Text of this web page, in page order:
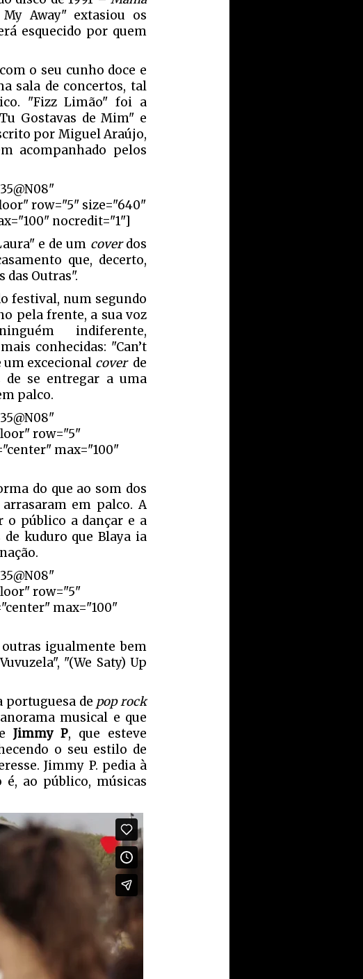
Away" extasiou os
esquecido por quem
o seu cunho doce e
sala de concertos, tal
"Fizz Limão" foi a
Gostavas de Mim" e
por Miguel Araújo,
acompanhado pelos
row="5" size="640"
nocredit="1"]
e de um coverdos
que, decerto,
Outras".
festival, num segundo
pela frente, a sua voz
indiferente,
conhecidas: "Can’t
um excecional coverde
de se entregar a uma
palco.
row="5"
max="100"
do que ao som dos
em palco. A
o público a dançar e a
kuduro que Blaya ia
row="5"
max="100"
outras igualmente bem
"(We Saty) Up
portuguesa de pop rock
musical e que
Jimmy P, que esteve
o seu estilo de
Jimmy P. pedia à
ao público, músicas